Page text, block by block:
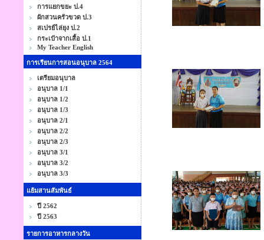
การแยกขยะ ป.4
ผักสวนครัวขวด ป.3
สเปรย์ไล่ยุง ป.2
กระเป๋าจากเสื้อ ป.1
My Teacher English
การเรียนการสอนอนุบาล 2564
เตรียมอนุบาล
อนุบาล 1/1
อนุบาล 1/2
อนุบาล 1/3
อนุบาล 2/1
อนุบาล 2/2
อนุบาล 2/3
อนุบาล 3/1
อนุบาล 3/2
อนุบาล 3/3
แย้มสานสัมพันธ์
ปี 2562
ปี 2563
รายการอาหารกลางวัน